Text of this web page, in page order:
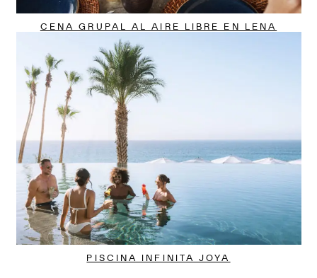
CENA GRUPAL AL AIRE LIBRE EN LENA
PISCINA INFINITA JOYA